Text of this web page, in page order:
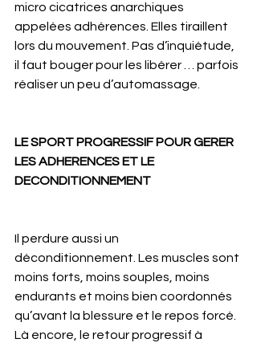
micro cicatrices anarchiques
appelées adhérences. Elles tiraillent
lors du mouvement. Pas d’inquiétude,
il faut bouger pour les libérer … parfois
réaliser un peu d’automassage.
LE SPORT PROGRESSIF POUR GERER
LES ADHERENCES ET LE
DECONDITIONNEMENT
Il perdure aussi un
déconditionnement. Les muscles sont
moins forts, moins souples, moins
endurants et moins bien coordonnés
qu’avant la blessure et le repos forcé.
Là encore, le retour progressif à